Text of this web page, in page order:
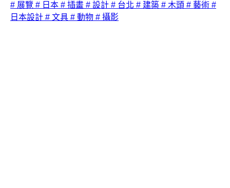
# 展覽 # 日本 # 插畫 # 設計 # 台北 # 建築 # 木頭 # 藝術 #
日本設計 # 文具 # 動物 # 攝影